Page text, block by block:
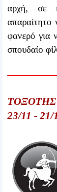
αρχή, σε
απαραίτητο
φανερό για
σπουδαίο
ΤΟΞΟΤΗΣ
23/11 - 21/